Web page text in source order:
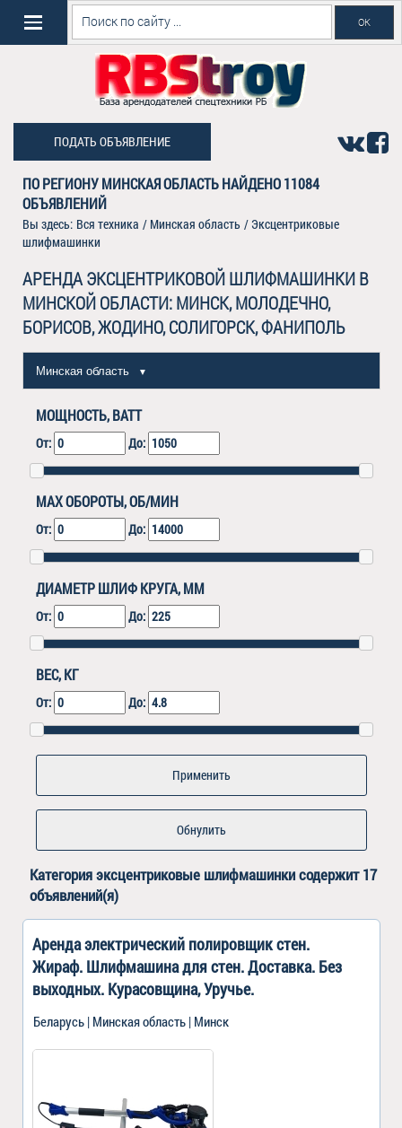
ПОДАТЬ ОБЪЯВЛЕНИЕ
ПО РЕГИОНУ МИНСКАЯ ОБЛАСТЬ НАЙДЕНО11084
ОБЪЯВЛЕНИЙ
Вы здесь: Вся техника / Минская область / Эксцентриковые
шлифмашинки
АРЕНДА ЭКСЦЕНТРИКОВОЙ ШЛИФМАШИНКИ В
МИНСКОЙ ОБЛАСТИ: МИНСК, МОЛОДЕЧНО,
БОРИСОВ, ЖОДИНО, СОЛИГОРСК, ФАНИПОЛЬ
Минская область ▼
МОЩНОСТЬ, ВАТТ
От: До:
MAX ОБОРОТЫ, ОБ/МИН
От: До:
ДИАМЕТР ШЛИФ КРУГА, ММ
От: До:
ВЕС, КГ
От: До:
Обнулить
Категорияэксцентриковые шлифмашинкисодержит 17
объявлений(я)
Аренда электрический полировщик стен.
Жираф. Шлифмашина для стен. Доставка. Без
выходных. Курасовщина, Уручье.
Беларусь | Минская область | Минск